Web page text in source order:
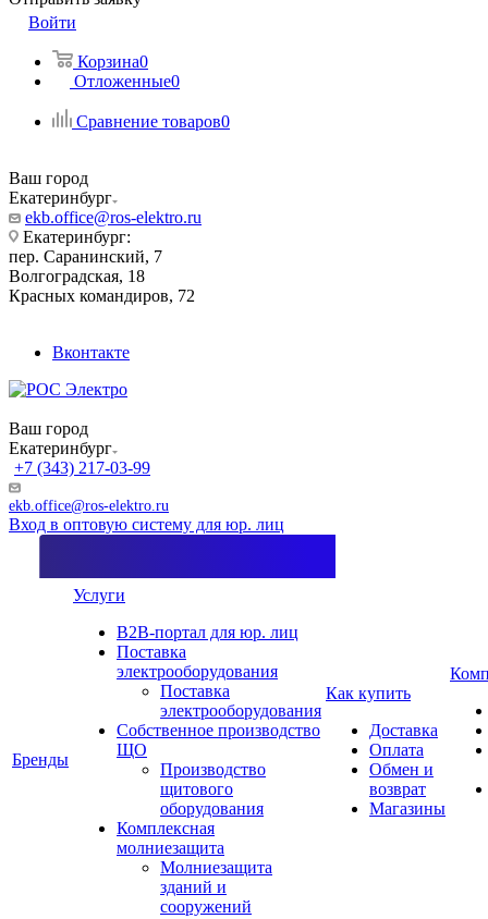
Войти
Корзина0
Отложенные0
Сравнение товаров0
Ваш город
Екатеринбург
ekb.office@ros-elektro.ru
Екатеринбург:
пер. Саранинский, 7
Волгоградская, 18
Красных командиров, 72
Вконтакте
Ваш город
Екатеринбург
+7 (343) 217-03-99
ekb.office@ros-elektro.ru
Вход в оптовую систему для юр. лиц
Бренды
Услуги
B2B-портал для юр. лиц
Поставка
электрооборудования
Поставка
электрооборудования
Собственное производство
ЩО
Производство
щитового
оборудования
Комплексная
молниезащита
Молниезащита
зданий и
сооружений
Как купить
Доставка
Оплата
Обмен и
возврат
Магазины